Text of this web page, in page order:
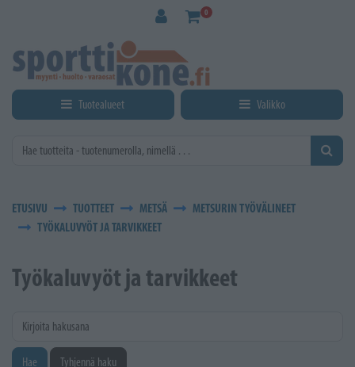
0
Tuotealueet Valikko
ETUSIVU TUOTTEET METSÄ
METSURIN TYÖVÄLINEET
TYÖKALUVYÖT JA TARVIKKEET
Työkaluvyöt ja tarvikkeet
Kirjoita hakusana
Hae Tyhjennä haku